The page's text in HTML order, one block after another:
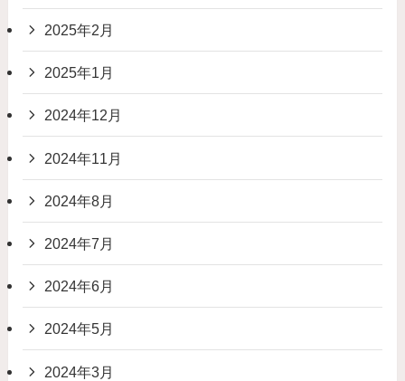
2025年2月
2025年1月
2024年12月
2024年11月
2024年8月
2024年7月
2024年6月
2024年5月
2024年3月